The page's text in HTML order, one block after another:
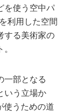
を使う空中パ
利用した空間
する美術家の
一部となる
いう立場か
使うための道